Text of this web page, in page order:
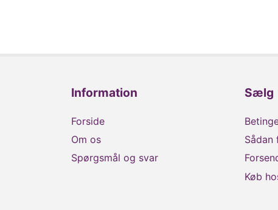
Information
Forside
Om os
Spørgsmål og svar
Sælg
Sådan
Køb